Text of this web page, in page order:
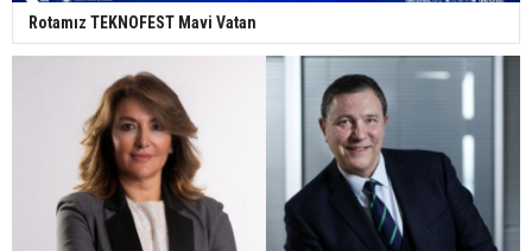
Rotamız TEKNOFEST Mavi Vatan